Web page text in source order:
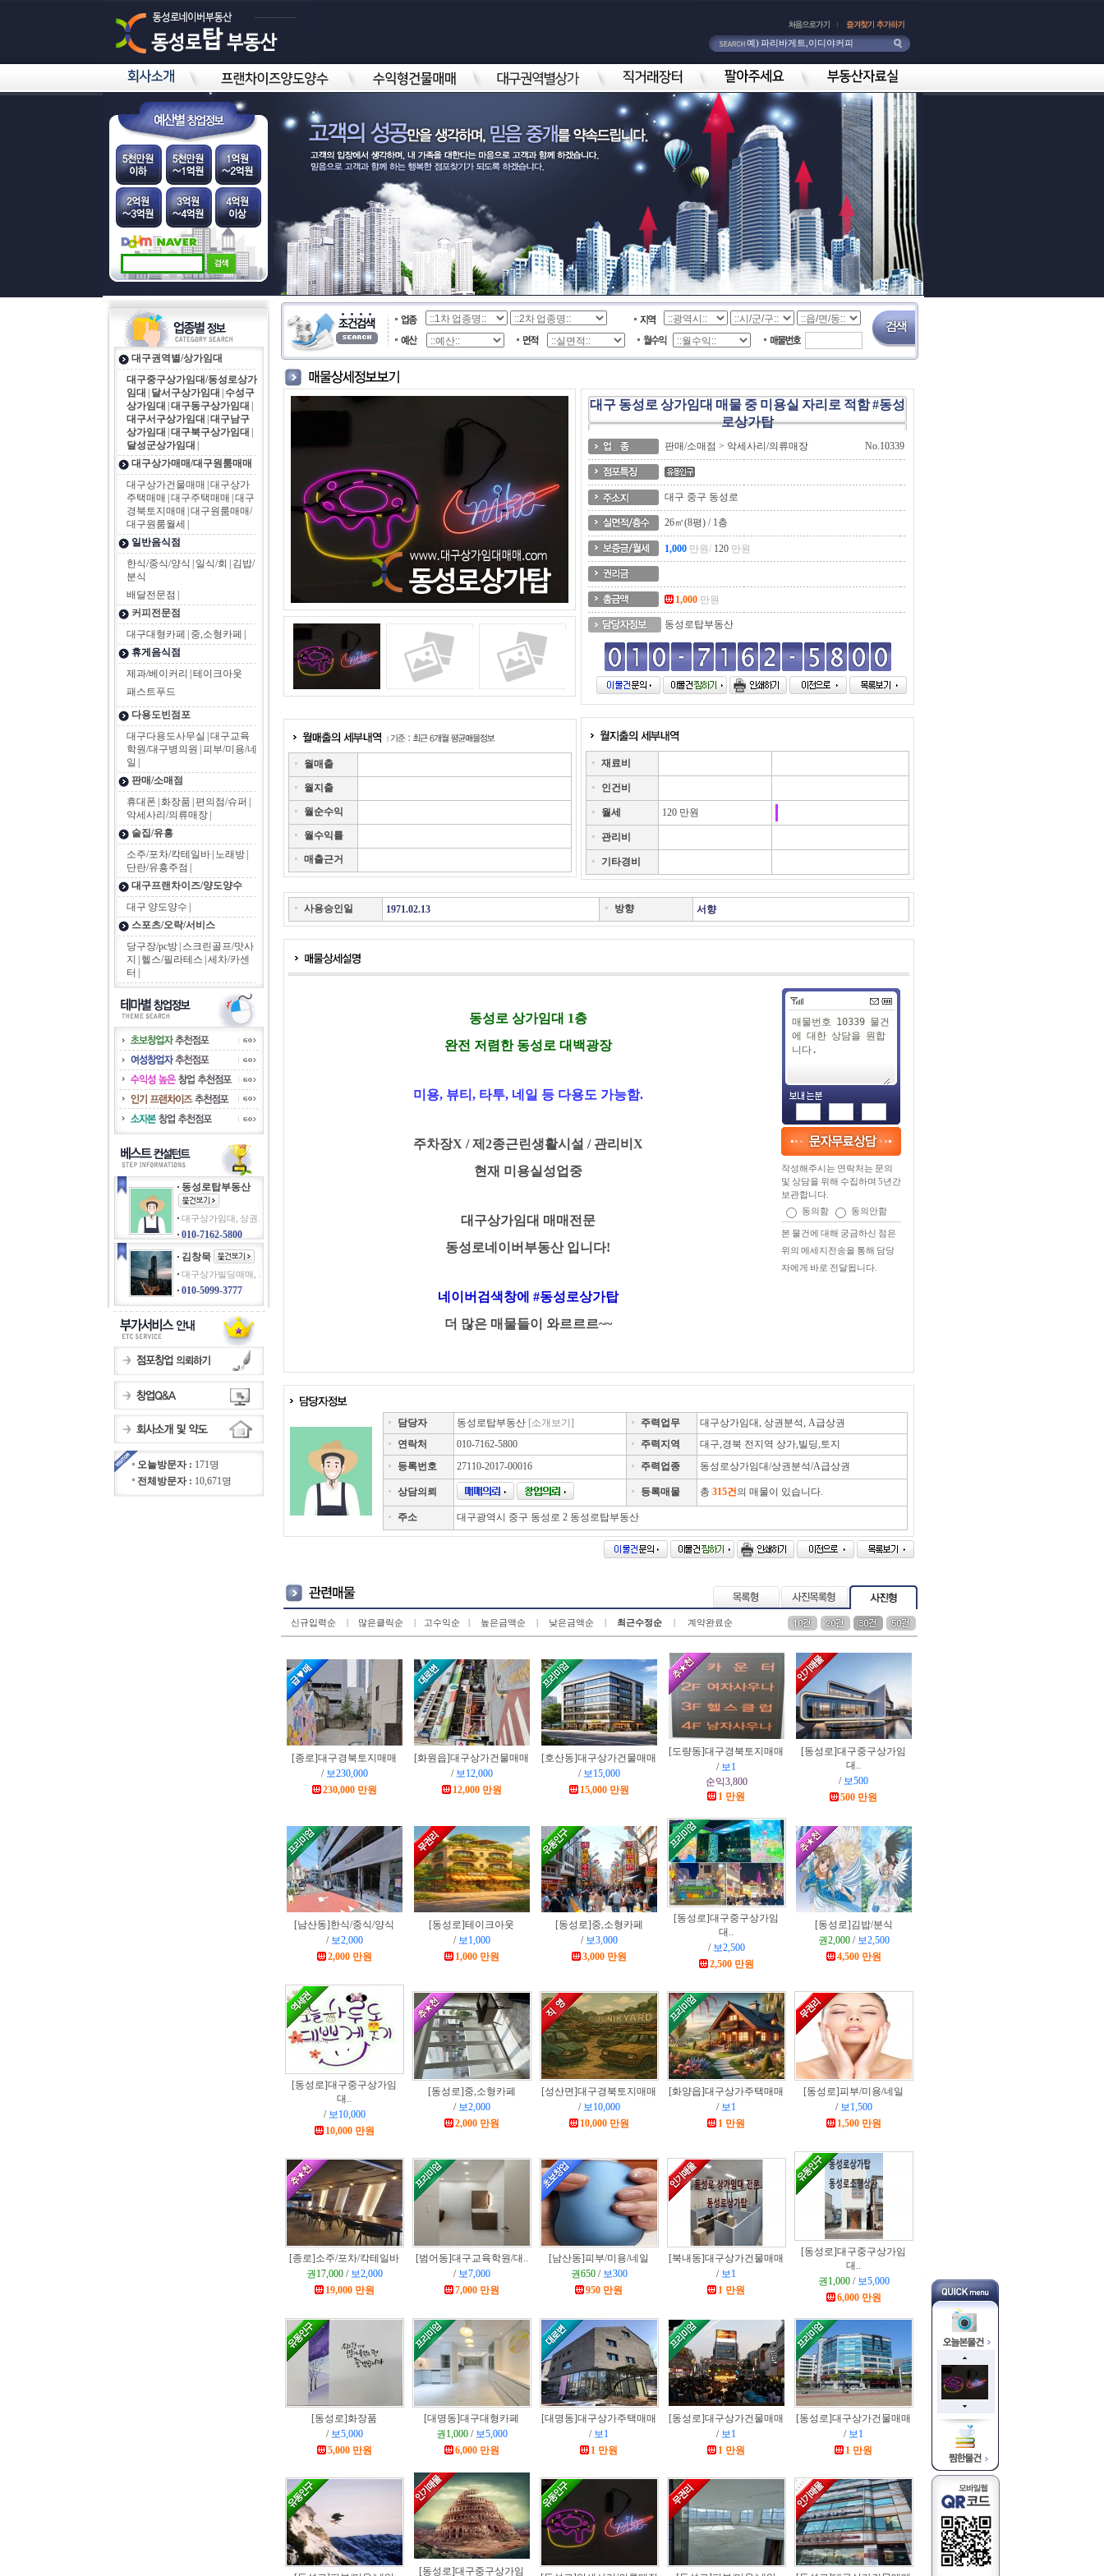
대구권역별/상가임대
대구중구상가임대/동성로상가
임대
달서구상가임대
수성구
상가임대 대구동구상가임대
대구서구상가임대 대구남구
상가임대 대구북구상가임대
달성군상가임대
대구상가매매/대구원룸매매
대구상가건물매매 대구상가
주택매매 대구주택매매 대구
경북토지매매 대구원룸매매/
대구원룸월세
일반음식점
한식/중식/양식
일식/회
김밥/
분식
배달전문점
커피전문점
대구대형카페
중,소형카페
휴게음식점
제과/베이커리
테이크아웃
패스트푸드
다용도빈점포
대구다용도사무실 대구교육
학원/대구병의원 피부/미용/네
일
판매/소매점
휴대폰 화장품 편의점/슈퍼
악세사리/의류매장
술집/유흥
소주/포차/칵테일바 노래방
단란/유흥주점
대구프랜차이즈/양도양수
대구 양도양수
스포츠/오락/서비스
당구장/pc방 스크린골프/맛사
지
헬스/필라테스 세차/카센
터
동성로탑부동산
대구상가임대, 상권.
010-7162-5800
김창묵
대구상가빌딩매매, .
010-5099-3777
오늘방문자 : 171명
전체방문자 : 10,671명
대구 동성로 상가임대 매물 중 미용실 자리로 적함 #동성
로상가탑
판매/소매점 > 악세사리/의류매장 No.10339
대구 중구 동성로
26㎡(8평) / 1층
1,000 만원/ 120 만원
1,000 만원
동성로탑부동산
월매출
월지출
월순수익
월수익률
매출근거
재료비
인건비
월세 120 만원
관리비
기타경비
사용승인일 1971.02.13 방향 서향
동성로 상가임대 1층
완전 저렴한 동성로 대백광장
미용, 뷰티, 타투, 네일 등 다용도 가능함.
주차장X / 제2종근린생활시설 / 관리비X
현재 미용실성업중
대구상가임대 매매전문
동성로네이버부동산 입니다!
네이버검색창에 #동성로상가탑
더 많은 매물들이 와르르르~~
- -
작성해주시는 연락처는 문의
및 상담을 위해 수집하며 5년간
보관합니다.
동의함
동의안함
본 물건에 대해 궁금하신 점은
위의 메세지전송을 통해 담당
자에게 바로 전달됩니다.
담당자 동성로탑부동산 [소개보기] 주력업무
대구상가임대, 상권분석, A급상권
연락처
010-7162-5800 주력지역
대구,경북 전지역 상가,빌딩,토지
등록번호
27110-2017-00016 주력업종 동성로상가임대/상권분석/A급상권
상담의뢰 등록매물 총 315건의 매물이 있습니다.
주소 대구광역시 중구 동성로 2 동성로탑부동산
신규입력순 | 많은클릭순 | 고수익순 | 높은금액순 | 낮은금액순 | 최근수정순 | 계약완료순
[종로]대구경북토지매매
/ 보230,000
230,000 만원
[화원읍]대구상가건물매매
/ 보12,000
12,000 만원
[호산동]대구상가건물매매
/ 보15,000
15,000 만원
[도량동]대구경북토지매매
/ 보1
순익3,800
1 만원
[동성로]대구중구상가임
대..
/ 보500
500 만원
[남산동] 한식/중식/양식
/ 보2,000
2,000 만원
[동성로]테이크아웃
/ 보1,000
1,000 만원
[동성로] 중,소형카페
/ 보3,000
3,000 만원
[동성로]대구중구상가임
대..
/ 보2,500
2,500 만원
[동성로] 김밥/분식
권2,000/ 보2,500
4,500 만원
[동성로]대구중구상가임
대..
/ 보10,000
10,000 만원
[동성로] 중,소형카페
/ 보2,000
2,000 만원
[성산면]대구경북토지매매
/ 보10,000
10,000 만원
[화양읍]대구상가주택매매
/ 보1
1 만원
[동성로]피부/미용/네일
/ 보1,500
1,500 만원
[종로] 소주/포차/칵테일바
권17,000/ 보2,000
19,000 만원
[범어동]대구교육학원/대..
/ 보7,000
7,000 만원
[남산동]피부/미용/네일
권650/ 보300
950 만원
[북내동]대구상가건물매매
/ 보1
1 만원
[동성로]대구중구상가임
대..
권1,000/ 보5,000
6,000 만원
[동성로]화장품
/ 보5,000
5,000 만원
[대명동]대구대형카페
권1,000/ 보5,000
6,000 만원
[대명동]대구상가주택매매
/ 보1
1 만원
[동성로]대구상가건물매매
/ 보1
1 만원
[동성로]대구상가건물매매
/ 보1
1 만원
[동성로]대구중구상가임